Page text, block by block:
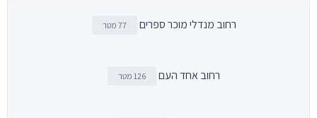
רחוב מנדלי מוכר ספרים 77 מטר
רחוב אחד העם 126 מטר